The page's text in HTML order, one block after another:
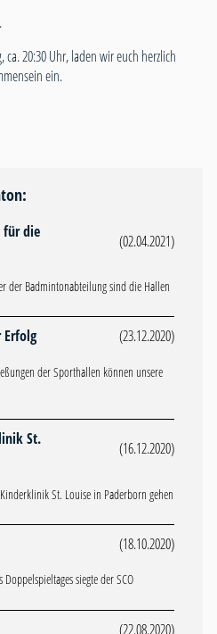
ca. 20:30 Uhr, laden wir euch herzlich
ein.
für die
(02.04.2021)
der Badmintonabteilung sind die Hallen
(23.12.2020)
der Sporthallen können unsere
St.
(16.12.2020)
St. Louise in Paderborn gehen
(18.10.2020)
siegte der SCO
(22.08.2020)